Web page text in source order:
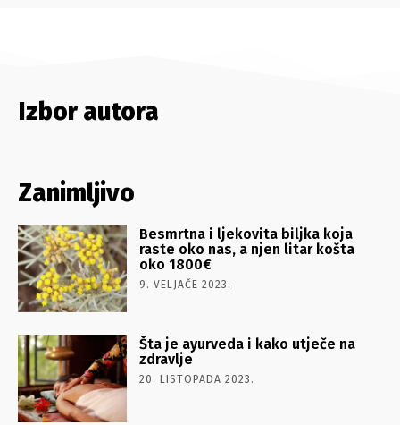
Izbor autora
Zanimljivo
Besmrtna i ljekovita biljka koja
raste oko nas, a njen litar košta
oko 1800€
9. VELJAČE 2023.
Šta je ayurveda i kako utječe na
zdravlje
20. LISTOPADA 2023.